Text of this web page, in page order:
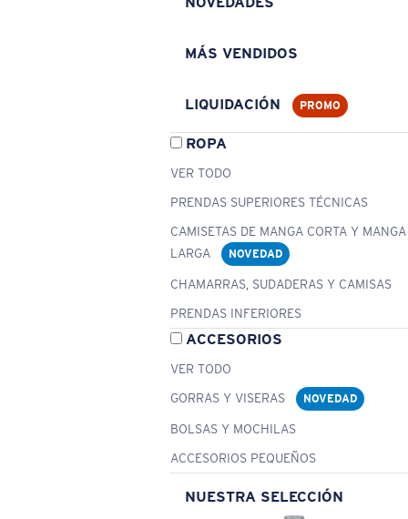
MÁS VENDIDOS
LIQUIDACIÓN PROMO
ROPA
VER TODO
PRENDAS SUPERIORES TÉCNICAS
CAMISETAS DE MANGA CORTA Y MANGA
LARGA
NOVEDAD
CHAMARRAS, SUDADERAS Y CAMISAS
PRENDAS INFERIORES
ACCESORIOS
VER TODO
GORRAS Y VISERAS
NOVEDAD
BOLSAS Y MOCHILAS
ACCESORIOS PEQUEÑOS
NUESTRA SELECCIÓN